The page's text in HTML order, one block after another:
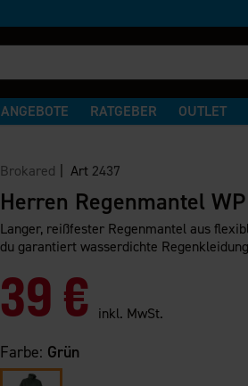
ANGEBOTE RATGEBER OUTLET
Brokared | Art 2437
Herren Regenmantel
Langer, reißfester Regenmantel aus
du garantiert wasserdichte
39 € inkl. MwSt.
Farbe: Grün